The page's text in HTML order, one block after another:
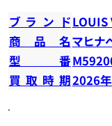
ブランドLOUIS
商品名マヒナ
型番
買取時期2026